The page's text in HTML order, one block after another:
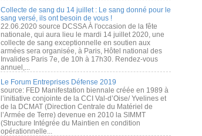
Collecte de sang du 14 juillet : Le sang donné pour le
sang versé, ils ont besoin de vous !
22.06.2020 source DCSSA À l'occasion de la fête
nationale, qui aura lieu le mardi 14 juillet 2020, une
collecte de sang exceptionnelle en soutien aux
armées sera organisée, à Paris, Hôtel national des
Invalides Paris 7e, de 10h à 17h30. Rendez-vous
annuel,...
Le Forum Entreprises Défense 2019
source: FED Manifestation biennale créée en 1989 à
l’initiative conjointe de la CCI Val-d’Oise/ Yvelines et
de la DCMAT (Direction Centrale du Matériel de
l’Armée de Terre) devenue en 2010 la SIMMT
(Structure Intégrée du Maintien en condition
opérationnelle...